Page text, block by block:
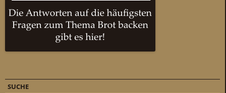
SUCHE